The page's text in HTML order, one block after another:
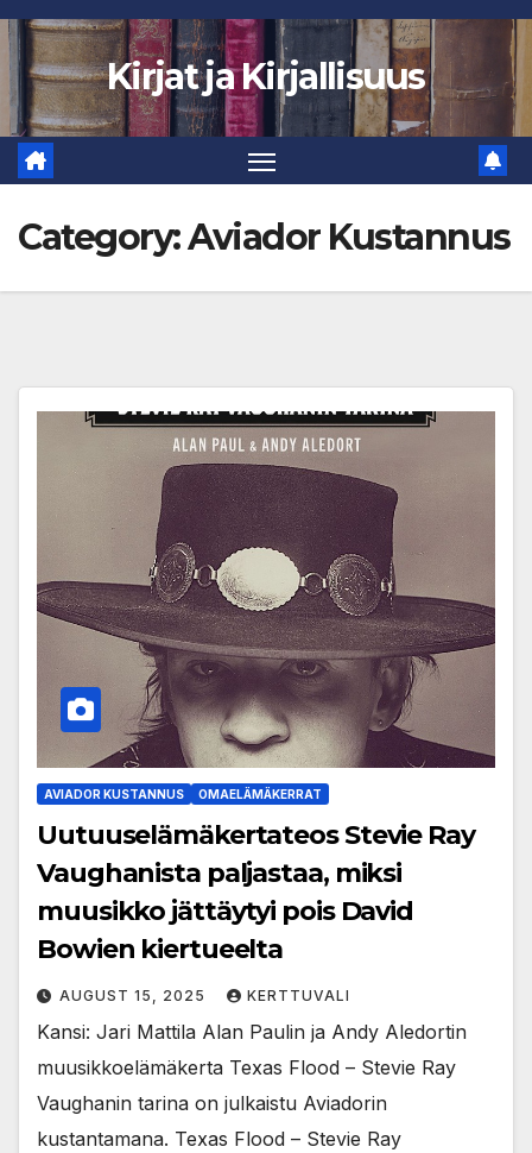
Skip
content
Kirjat ja Kirjallisuus
Category:Aviador Kustannus
AVIADOR KUSTANNUS OMAELÄMÄKERRAT
Uutuuselämäkertateos Stevie Ray
Vaughanista paljastaa, miksi
muusikko jättäytyi pois David
Bowien kiertueelta
AUGUST 15, 2025 KERTTUVALI
Kansi: Jari Mattila Alan Paulin ja Andy Aledortin
muusikkoelämäkerta Texas Flood – Stevie Ray
Vaughanin tarina on julkaistu Aviadorin
kustantamana. Texas Flood – Stevie Ray